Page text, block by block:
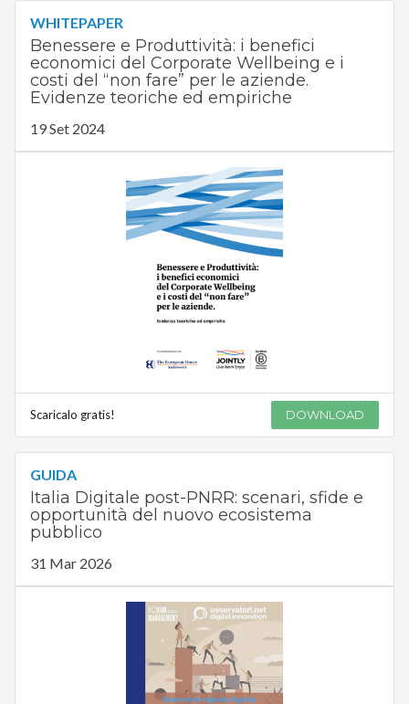
WHITEPAPER
Benessere e Produttività: i benefici
economici del Corporate Wellbeing e i
costi del “non fare” per le aziende.
Evidenze teoriche ed empiriche
19 Set 2024
Scaricalo gratis! DOWNLOAD
GUIDA
Italia Digitale post-PNRR: scenari, sfide e
opportunità del nuovo ecosistema
pubblico
31 Mar 2026